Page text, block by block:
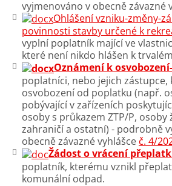
vyjmenováno v obecně závazné
Ohlášení vzniku-změny-
povinnosti stavby určené k
vyplní poplatník mající ve
které není nikdo hlášen k
Oznámení k
poplatníci, nebo jejich zástupce,
osvobození od poplatku (např.
pobývající v zařízeních
osoby s průkazem ZTP/P, osoby
zahraničí a ostatní) - podrobně
obecně závazné vyhlášce č. 4/
Žádost o vrácení
poplatník, kterému vznikl
komunální odpad.